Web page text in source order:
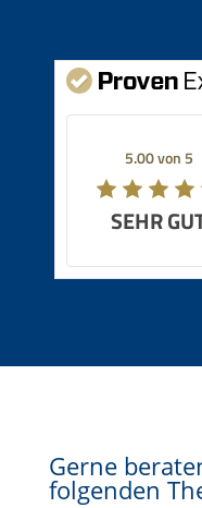
5.00 von 5
SEHR
Gerne
folgenden